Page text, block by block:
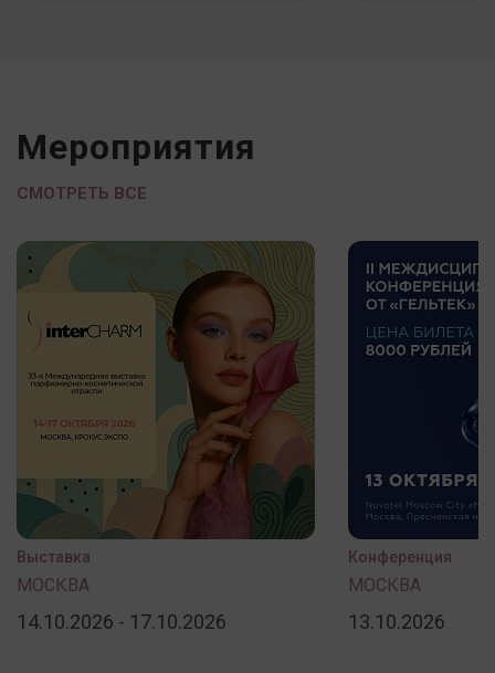
Мероприятия
СМОТРЕТЬ ВСЕ
Выставка
МОСКВА
14.10.2026 - 17.10.2026
Конференция
МОСКВА
13.10.2026